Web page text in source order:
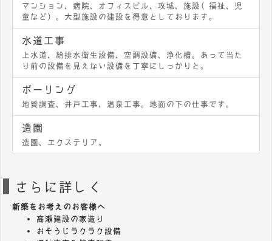
マンション、病院、オフィスビル、攻城、施設（福祉、児
童など）。大型施設の建設を得意としております。
水道工事
上水道、給排水衛生設備、空調設備、浄化槽。あって当た
り前の設備を見えない設備を丁寧にしっかりと。
ボーリング
地質調査、井戸工事、温泉工事。地面の下の仕事です。
造園
造園、エクステリア。
さらに詳しく
新築をお考えのお客様へ
高瀬建設の家造り
おそうじラクラク設備